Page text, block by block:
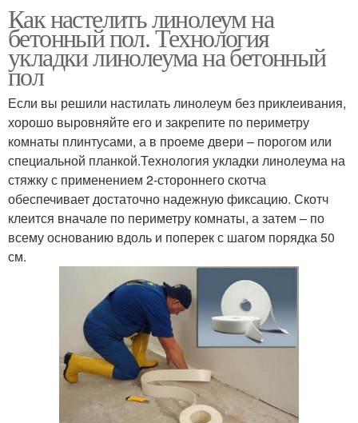
Как настелить линолеум на
бетонный пол. Технология
укладки линолеума на бетонный
пол
Если вы решили настилать линолеум без приклеивания,
хорошо выровняйте его и закрепите по периметру
комнаты плинтусами, а в проеме двери – порогом или
специальной планкой.Технология укладки линолеума на
стяжку с применением 2-стороннего скотча
обеспечивает достаточно надежную фиксацию. Скотч
клеится вначале по периметру комнаты, а затем – по
всему основанию вдоль и поперек с шагом порядка 50
см.